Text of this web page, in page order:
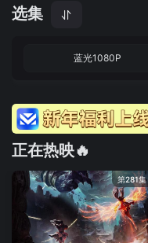
选集
蓝光1080P
正在热映🔥
第281集